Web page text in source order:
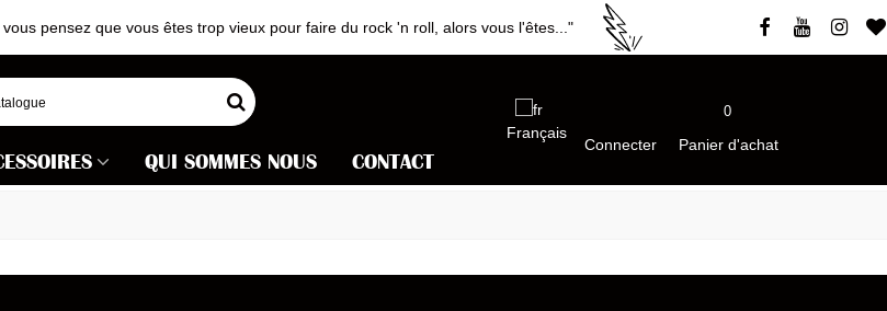
vous pensez que vous êtes trop vieux pour faire du rock 'n roll, alors vous l'êtes..."
QUI SOMMES NOUS CONTACT
Français
Connecter
0
Panier d'achat